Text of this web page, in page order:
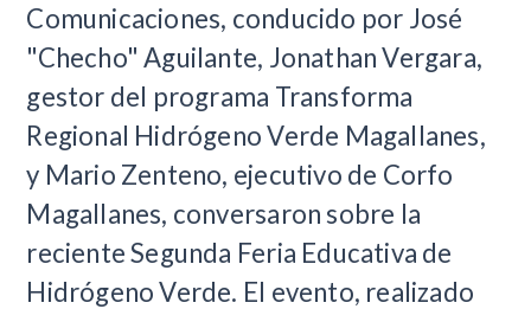
Comunicaciones, conducido por José
"Checho" Aguilante, Jonathan Vergara,
gestor del programa Transforma
Regional Hidrógeno Verde Magallanes,
y Mario Zenteno, ejecutivo de Corfo
Magallanes, conversaron sobre la
reciente Segunda Feria Educativa de
Hidrógeno Verde. El evento, realizado